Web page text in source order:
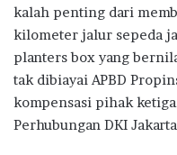
kalah penting dari
kilometer jalur sepeda
planters box yang
tak dibiayai APBD
kompensasi pihak
Perhubungan DKI